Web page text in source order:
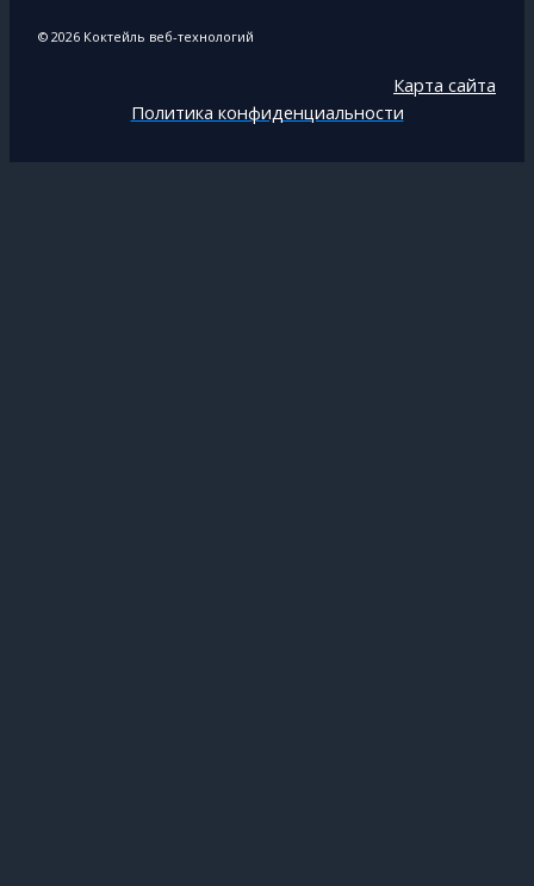
© 2026 Коктейль веб-технологий
Карта сайта
Политика конфиденциальности